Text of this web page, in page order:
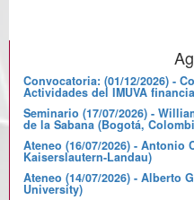
Convocatoria: (01/12/2026) -
Actividades del IMUVA
Seminario (17/07/2026) -
de la Sabana (Bogotá,
Ateneo (16/07/2026) - Antonio
Kaiserslautern-Landau)
Ateneo (14/07/2026) - Alberto
University)